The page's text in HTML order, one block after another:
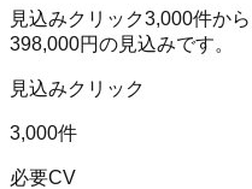
見込みクリック3,000件か
398,000円の見込みです。
見込みクリック
3,000件
必要CV